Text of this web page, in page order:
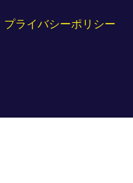
プライバシーポリシー